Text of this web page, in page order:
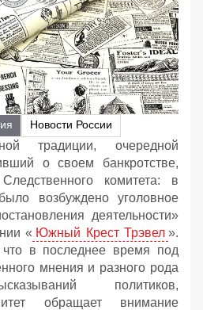
Новости России
традиции, очередной
о своем банкротстве,
комитета: в
возбуждено уголовное
деятельности»
« Южный Крест Трэвел ».
что в последнее время под
мнения и разного рода
политиков,
обращает внимание